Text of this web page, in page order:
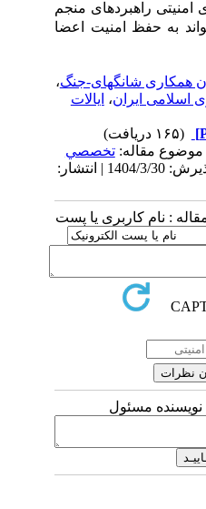
راهبردهای منجم
به حفظ امنیت اعضا
شانگهای-جنگ،
ایران ،ایالات
مقاله:تخصصي
دریافت: 1403/12/26 | پذیرش: 1404/3/30 | انتشار:
: نام کاربری یا پست
مسئول